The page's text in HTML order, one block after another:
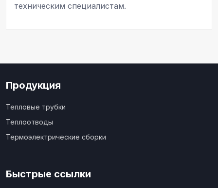
техническим специалистам.
Продукция
Тепловые трубки
Теплоотводы
Термоэлектрические сборки
Быстрые ссылки